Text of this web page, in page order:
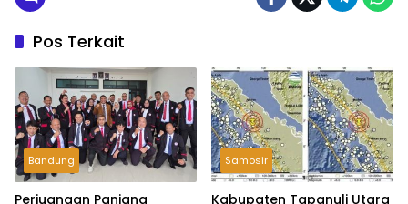
Pos Terkait
Bandung
Perjuangan Panjang
Samosir
Kabupaten Tapanuli Utara